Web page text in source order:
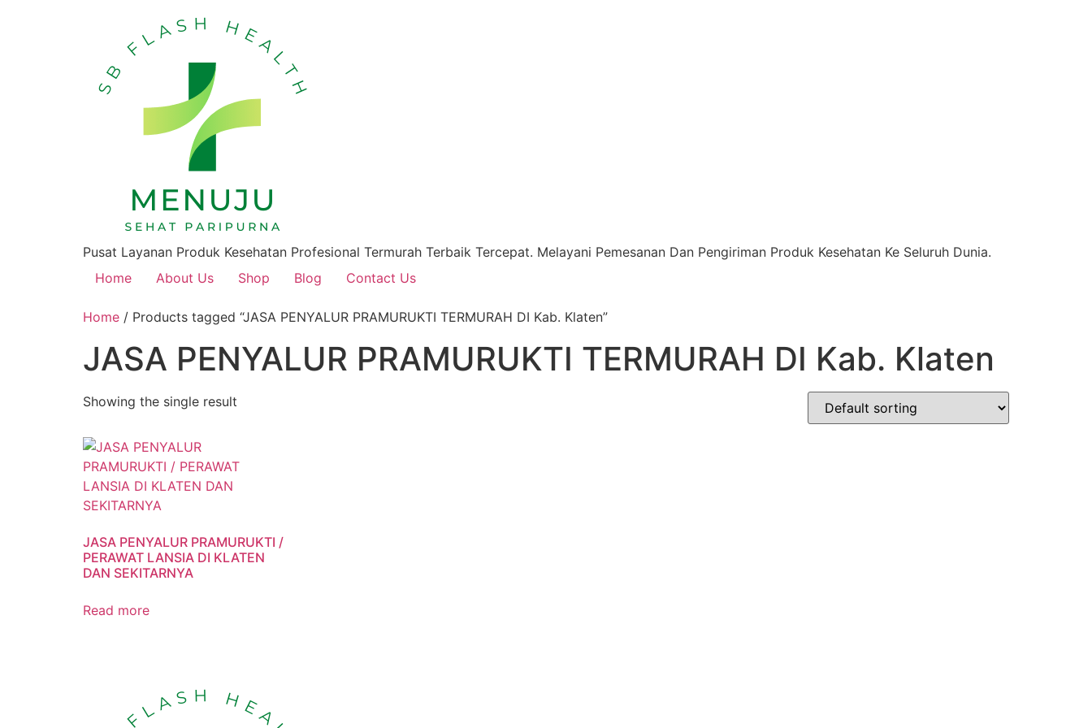
Pusat Layanan Produk Kesehatan Profesional Termurah Terbaik Tercepat. Melayani Pemesanan Dan Pengiriman Produk Kesehatan Ke Seluruh Dunia.
Home
About Us Shop Blog Contact Us
Home / Products tagged “JASA PENYALUR PRAMURUKTI TERMURAH DI Kab. Klaten”
JASA PENYALUR PRAMURUKTI TERMURAH DI Kab. Klaten
Showing the single result
JASA PENYALUR PRAMURUKTI /
PERAWAT LANSIA DI KLATEN
DAN SEKITARNYA
Read more